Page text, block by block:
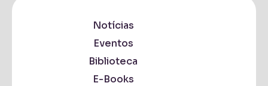
Notícias
Eventos
Biblioteca
E-Books